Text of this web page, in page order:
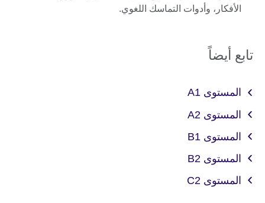
الأفكار، وأدوات التماسك اللغوي.
تابع أيضاً
المستوى A1
المستوى A2
المستوى B1
المستوى B2
المستوى C2